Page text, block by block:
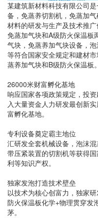
某建筑新材料科技有限公司
备，免蒸养切割机，免蒸加
材料的研发与生产及技术推
免蒸加气块和A级防火保温板
气块，免蒸养加气块设备，
等符合国家安全规定和建材
蒸养加气块和B级防火保温板。
26000米财富孵化基地
响应国家各项政策规定，投
入大量资金人力研发最创新
富孵化基地。
专利设备奠定霸主地位
汇研发全套机械设备，泡沫混
带压紧装置的切割机等获得
利等知识产权。
独家发泡打造技术壁垒
以技术为核心创富力，独家
防火保温板化学+物理贯穿发
茅。